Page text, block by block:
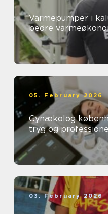
Varmepumper i
bedre
05. February 2026
Gynækolog københavn sådan
tryg og
03. February 2026